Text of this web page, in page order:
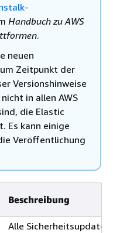
Handbuch zu AWS
.
neuen
Zeitpunkt der
Versionshinweise
in allen AWS
die Elastic
Es kann einige
Veröffentlichung
Beschreibung
Alle